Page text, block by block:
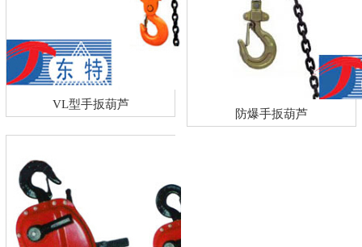
VL型手扳葫芦
防爆手扳葫芦